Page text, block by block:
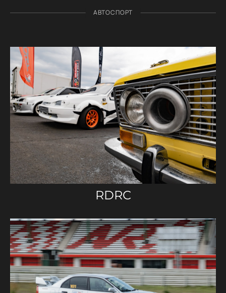
АВТОСПОРТ
RDRC